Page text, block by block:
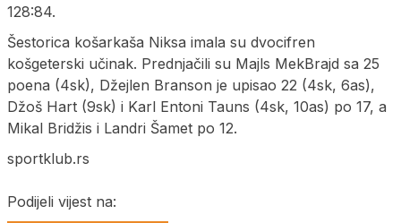
128:84.
Šestorica košarkaša Niksa imala su dvocifren
košgeterski učinak. Prednjačili su Majls MekBrajd sa 25
poena (4sk), Džejlen Branson je upisao 22 (4sk, 6as),
Džoš Hart (9sk) i Karl Entoni Tauns (4sk, 10as) po 17, a
Mikal Bridžis i Landri Šamet po 12.
sportklub.rs
Podijeli vijest na: